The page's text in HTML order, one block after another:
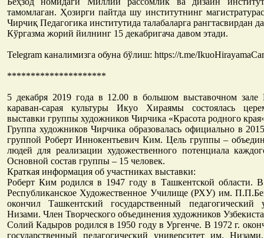
тамомлаган. Ҳозирги пайтда шу институтнинг
Чирчиқ Педагогика институтида талабаларга рангтасвирдан
Кўргазма жорий йилнинг 15 декабригача давом этади.
Telegram каналимизга обуна бўлиш: https://t.me/
*********************
5 декабря 2019 года в 12.00 в большом выставочном зале
караван-сарая культуры Икуо Хираямы состоялась
выставки группы художников Чирчика «Красота родного
Группа художников Чирчика образовалась официально в
группой Роберт Иннокентьевич Ким. Цель группы –
людей для реализации художественного потенциала
Основной состав группы – 15 человек.
Краткая информация об участниках выставки:
Роберт Ким родился в 1947 году в Ташкентской области.
Республиканское Художественное Училище (РХУ) им.
окончил Ташкентский государственный педагогический
Низами. Член Творческого объединения художников
Солий Кадыров родился в 1950 году в Ургенче. В 1972 г.
государственный педагогический университет им.